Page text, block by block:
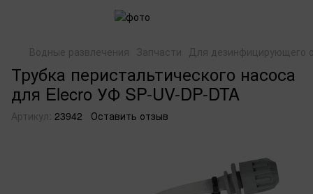
Водные развлечения Запчасти Для дезинфицирующего
Трубка перистальтического насоса
для Elecro УФ SP-UV-DP-DTA
Артикул: 23942 Оставить отзыв